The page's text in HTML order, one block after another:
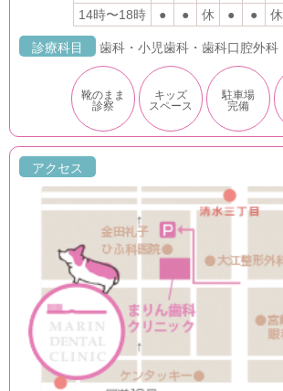
14時〜18時
● ● 休 ● ● 休
診療科目 歯科・小児歯科・歯科口腔外科
靴のまま
診察
キッズ
スペース
駐車場
完備
アクセス